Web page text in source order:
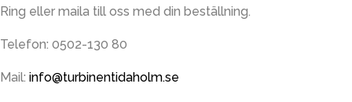
Ring eller maila till oss med din beställning.
Telefon: 0502-130 80
Mail: info@turbinentidaholm.se